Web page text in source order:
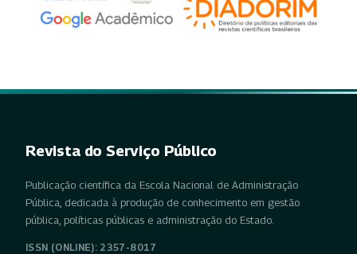
Revista do Serviço Público
Publicação científica da Escola Nacional de Administração
Pública, dedicada à produção de conhecimento em gestão
pública, políticas públicas e administração do Estado.
ISSN (ONLINE): 2357-8017